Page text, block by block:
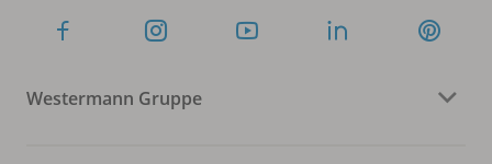
Westermann Gruppe